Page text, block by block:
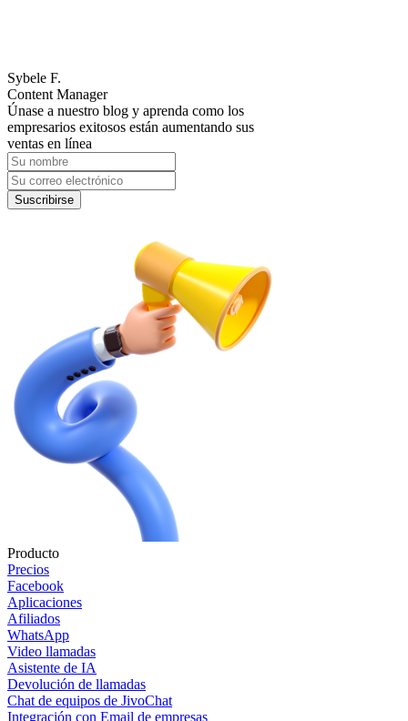
Sybele F.
Content Manager
Únase a nuestro blog y aprenda como los
empresarios exitosos están aumentando sus
ventas en línea
Suscribirse
Producto
Precios
Facebook
Aplicaciones
Afiliados
WhatsApp
Video llamadas
Asistente de IA
Devolución de llamadas
Chat de equipos de JivoChat
Integración con Email de empresas